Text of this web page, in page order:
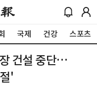
국제 건강 스포츠
건설 중단…
'